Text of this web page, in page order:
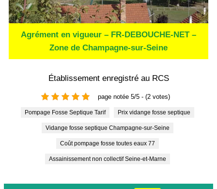
Agrément en vigueur – FR-DEBOUCHE-NET –
Zone de Champagne-sur-Seine
Établissement enregistré au RCS
page notée 5/5 - (2 votes)
Pompage Fosse Septique Tarif Prix vidange fosse septique
Vidange fosse septique Champagne-sur-Seine
Coût pompage fosse toutes eaux 77
Assainissement non collectif Seine-et-Marne